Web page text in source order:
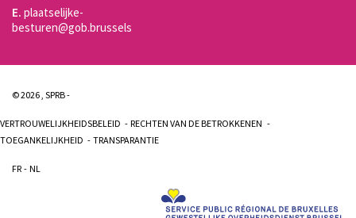
E. plaatselijke-
besturen@gob.brussels
© 2026 , SPRB -
VERTROUWELIJKHEIDSBELEID
RECHTEN VAN DE BETROKKENEN
TOEGANKELIJKHEID
TRANSPARANTIE
FR NL